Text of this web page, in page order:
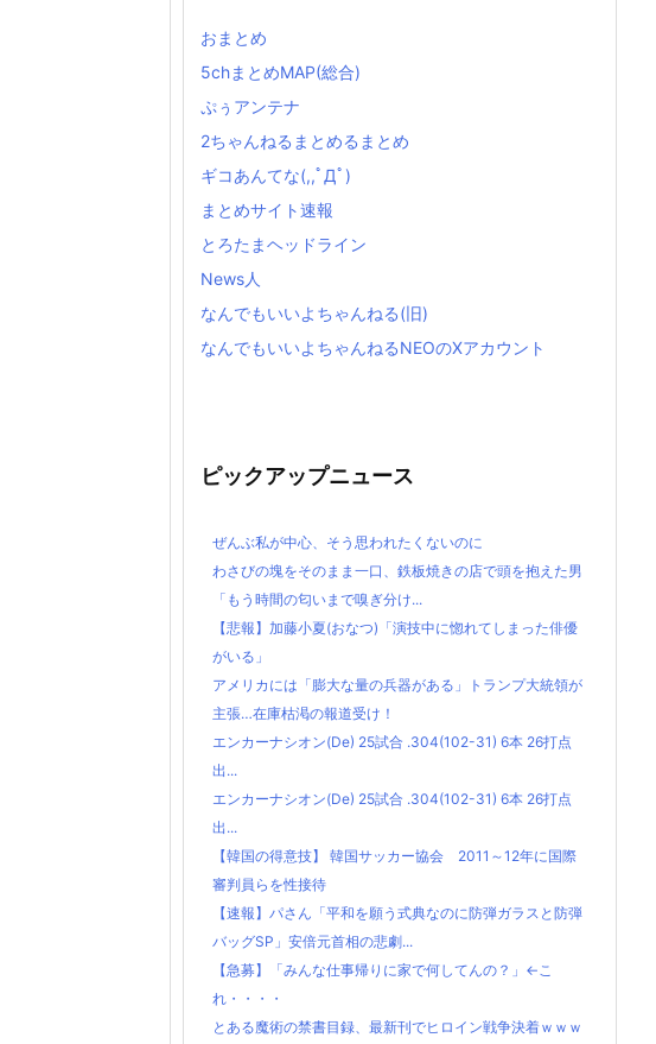
おまとめ
5chまとめMAP(総合)
ぷぅアンテナ
2ちゃんねるまとめるまとめ
ギコあんてな(,,ﾟДﾟ)
まとめサイト速報
とろたまヘッドライン
News人
なんでもいいよちゃんねる(旧)
なんでもいいよちゃんねるNEOのXアカウント
ピックアップニュース
ぜんぶ私が中心、そう思われたくないのに
わさびの塊をそのまま一口、鉄板焼きの店で頭を抱えた男
「もう時間の匂いまで嗅ぎ分け...
【悲報】加藤小夏(おなつ)「演技中に惚れてしまった俳優
がいる」
アメリカには「膨大な量の兵器がある」トランプ大統領が
主張…在庫枯渇の報道受け！
エンカーナシオン(De) 25試合 .304(102-31) 6本 26打点
出...
エンカーナシオン(De) 25試合 .304(102-31) 6本 26打点
出...
【韓国の得意技】 韓国サッカー協会 2011～12年に国際
審判員らを性接待
【速報】パさん「平和を願う式典なのに防弾ガラスと防弾
バッグSP」安倍元首相の悲劇...
【急募】「みんな仕事帰りに家で何してんの？」←こ
れ・・・・
とある魔術の禁書目録、最新刊でヒロイン戦争決着ｗｗｗ